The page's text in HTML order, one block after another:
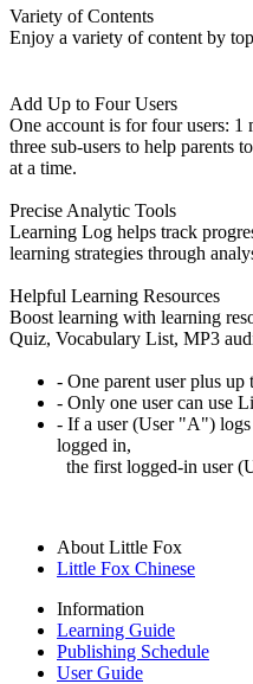
Variety of Contents
Enjoy a variety of content by
Add Up to Four Users
One account is for four users: 1
three sub-users to help parents
at a time.
Precise Analytic Tools
Learning Log helps track
learning strategies through
Helpful Learning Resources
Boost learning with learning
Quiz, Vocabulary List, MP3
- One parent user plus up
- Only one user can use
- If a user (User "A")
logged in,
the first logged-in user
About Little Fox
Little Fox Chinese
Information
Learning Guide
Publishing Schedule
User Guide